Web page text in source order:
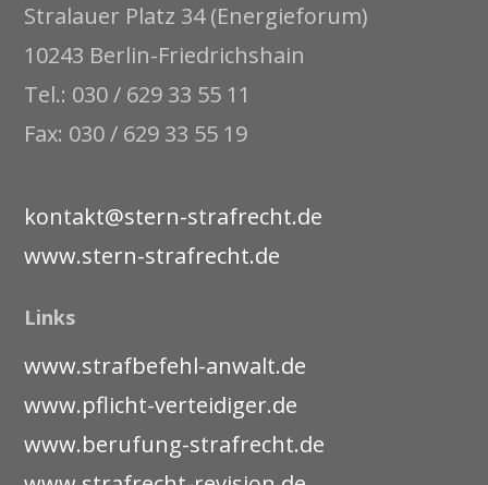
Stralauer Platz 34 (Energieforum)
10243 Berlin-Friedrichshain
Tel.: 030 / 629 33 55 11
Fax: 030 / 629 33 55 19
kontakt@stern-strafrecht.de
www.stern-strafrecht.de
Links
www.strafbefehl-anwalt.de
www.pflicht-verteidiger.de
www.berufung-strafrecht.de